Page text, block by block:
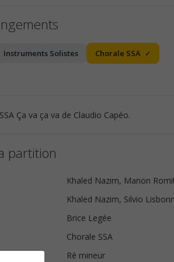
Instruments Solistes
Chorale SSA
Ça va ça va de Claudio Capéo.
partition
Khaled Nazim, Manon
Khaled Nazim, Silvio
Brice Legée
Chorale SSA
Ré mineur